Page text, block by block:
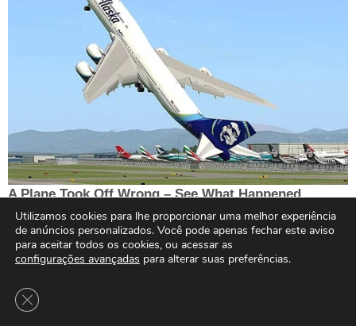
Utilizamos cookies para lhe proporcionar uma melhor experiência
de anúncios personalizados. Você pode apenas fechar este aviso
para aceitar todos os cookies, ou acessar as
configurações avançadas para alterar suas preferências.
Close GDPR Cookie Banner